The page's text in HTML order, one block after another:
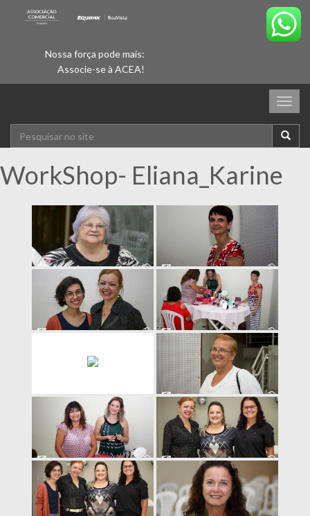
Nossa força pode mais:
Associe-se à ACEA!
WorkShop- Eliana_Karine